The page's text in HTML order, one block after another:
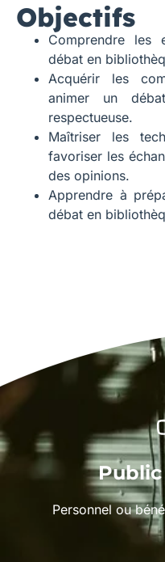
Objectifs
Comprendre les
débat en
Acquérir les
animer un
respectueuse.
Maîtriser les
favoriser les
des opinions.
Apprendre à
débat en
Personnel ou